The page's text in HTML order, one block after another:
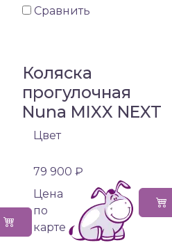
Сравнить
Коляска
прогулочная
Nuna MIXX NEXT
Цвет
79 900 ₽
Цена
по
карте